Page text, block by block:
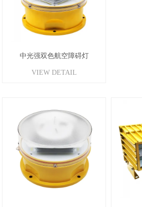
中光强双色航空障碍灯
VIEW DETAIL